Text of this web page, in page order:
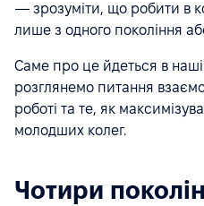
— зрозуміти, що робити в
лише з одного покоління
Саме про це йдеться в
розглянемо питання
роботі та те, як
молодших колег.
Чотири